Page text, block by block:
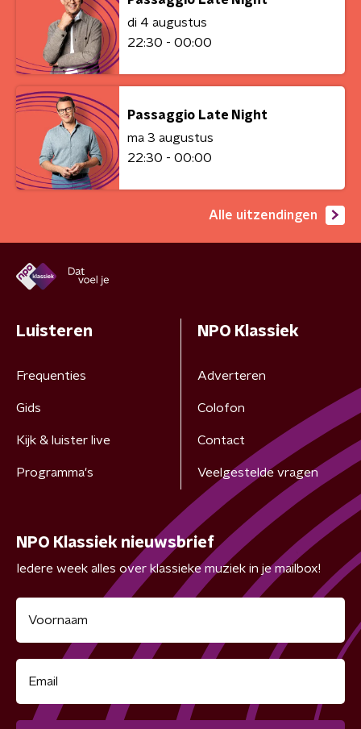
di 4 augustus
22:30 - 00:00
Passaggio Late Night
ma 3 augustus
22:30 - 00:00
Alle uitzendingen
Luisteren
Frequenties
Gids
Kijk & luister live
Programma's
NPO Klassiek
Adverteren
Colofon
Contact
Veelgestelde vragen
NPO Klassiek nieuwsbrief
Iedere week alles over klassieke muziek in je mailbox!